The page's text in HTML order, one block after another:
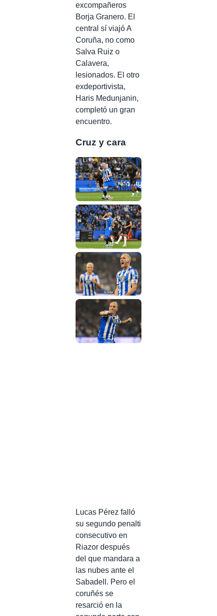
excompañeros
Borja Granero. El
central sí viajó A
Coruña, no como
Salva Ruiz o
Calavera,
lesionados. El otro
exdeportivista,
Haris Medunjanin,
completó un gran
encuentro.
Cruz y cara
Lucas Pérez falló
su segundo penalti
consecutivo en
Riazor después
del que mandara a
las nubes ante el
Sabadell. Pero el
coruñés se
resarció en la